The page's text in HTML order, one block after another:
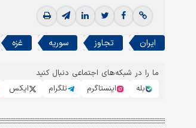
ایران تجاوز سوریه غزه
ما را در شبکه‌های اجتماعی دنبال کنید
بله
اینستاگرم تلگرام ایکس